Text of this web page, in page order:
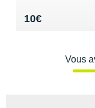
10€
Vendu 10€
Vous